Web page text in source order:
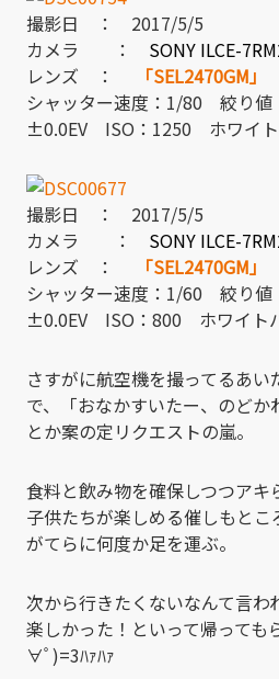
撮影日 ： 2017/5/5
カメラ ： SONY ILCE-
レンズ ：
「SEL2470GM」
シャッター速度：1/80 絞り値
±0.0EV ISO：1250 ホワイト
撮影日 ： 2017/5/5
カメラ ： SONY ILCE-
レンズ ：
「SEL2470GM」
シャッター速度：1/60 絞り値
±0.0EV ISO：800 ホワイト
さすがに航空機を撮ってるあい
で、「おなかすいたー、のどか
とか案の定リクエストの嵐。
食料と飲み物を確保しつつアキ
子供たちが楽しめる催しもと
がてらに何度か足を運ぶ。
次から行きたくないなんて言わ
楽しかった！といって帰っても
∀ﾟ)=3ﾊｧﾊｧ